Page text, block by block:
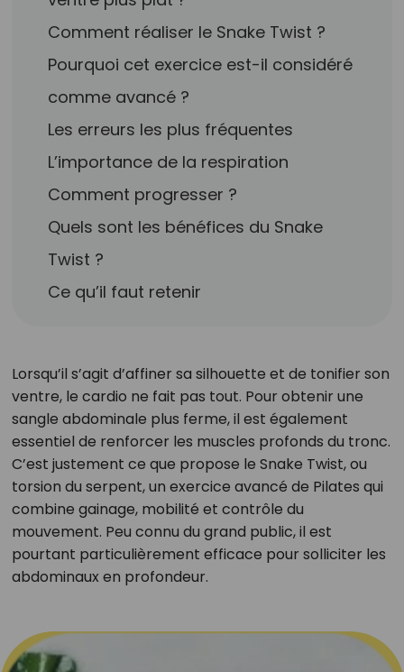
Comment réaliser le Snake Twist ?
Pourquoi cet exercice est-il considéré
comme avancé ?
Les erreurs les plus fréquentes
L’importance de la respiration
Comment progresser ?
Quels sont les bénéfices du Snake
Twist ?
Ce qu’il faut retenir
Lorsqu’il s’agit d’affiner sa silhouette et de tonifier son
ventre, le cardio ne fait pas tout. Pour obtenir une
sangle abdominale plus ferme, il est également
essentiel de renforcer les muscles profonds du tronc.
C’est justement ce que propose le Snake Twist, ou
torsion du serpent, un exercice avancé de Pilates qui
combine gainage, mobilité et contrôle du
mouvement. Peu connu du grand public, il est
pourtant particulièrement efficace pour solliciter les
abdominaux en profondeur.